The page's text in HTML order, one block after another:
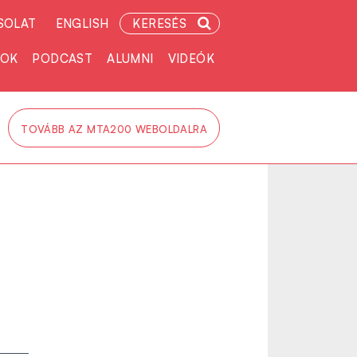
ENGLISH KERESÉS
PODCAST ALUMNI VIDEÓK
TOVÁBB AZ MTA200 WEBOLDALRA